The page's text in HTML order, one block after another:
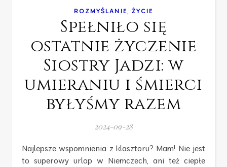
ROZMYŚLANIE, ŻYCIE
Spełniło się
ostatnie życzenie
Siostry Jadzi: w
umieraniu i śmierci
byłyśmy razem
2024-09-28
Najlepsze wspomnienia z klasztoru? Mam! Nie jest
to superowy urlop w Niemczech, ani też ciepłe